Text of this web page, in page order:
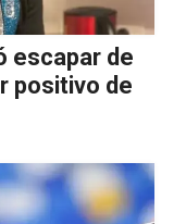
escapar de
positivo de